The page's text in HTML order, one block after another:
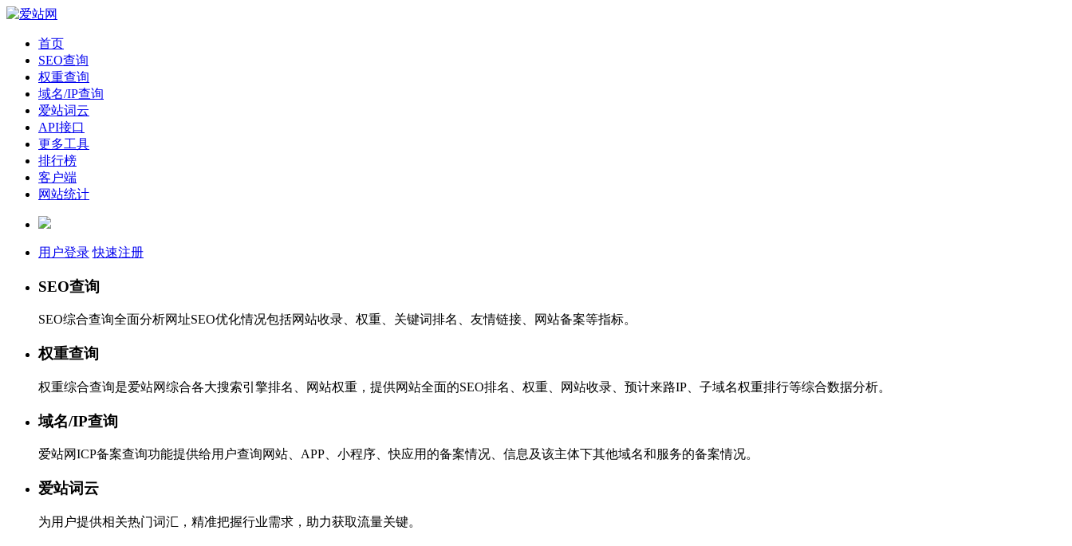
首页
SEO查询
权重查询
域名/IP查询
爱站词云
API接口
更多工具
排行榜
客户端
网站统计
用户登录 快速注册
SEO查询
SEO综合查询全面分析网址SEO优化情况包括网站收录、权重、关键词排名、友情链接、网站备案等指标。
权重查询
权重综合查询是爱站网综合各大搜索引擎排名、网站权重，提供网站全面的SEO排名、权重、网站收录、预计来路IP、子域名权重排行等综合数据分析。
域名/IP查询
爱站网ICP备案查询功能提供给用户查询网站、APP、小程序、快应用的备案情况、信息及该主体下其他域名和服务的备案情况。
爱站词云
为用户提供相关热门词汇，精准把握行业需求，助力获取流量关键。